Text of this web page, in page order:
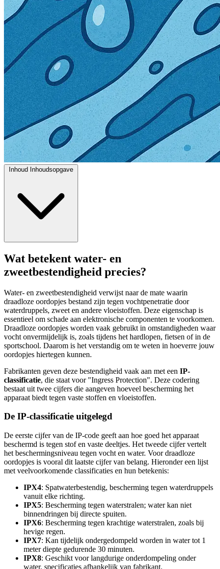
Inhoud Inhoudsopgave
Wat betekent water- en
zweetbestendigheid precies?
Water- en zweetbestendigheid verwijst naar de mate waarin
draadloze oordopjes bestand zijn tegen vochtpenetratie door
waterdruppels, zweet en andere vloeistoffen. Deze eigenschap is
essentieel om schade aan elektronische componenten te voorkomen.
Draadloze oordopjes worden vaak gebruikt in omstandigheden waar
vocht onvermijdelijk is, zoals tijdens het hardlopen, fietsen of in de
sportschool. Daarom is het verstandig om te weten in hoeverre jouw
oordopjes hiertegen kunnen.
Fabrikanten geven deze bestendigheid vaak aan met een IP-
classificatie, die staat voor "Ingress Protection". Deze codering
bestaat uit twee cijfers die aangeven hoeveel bescherming het
apparaat biedt tegen vaste stoffen en vloeistoffen.
De IP-classificatie uitgelegd
De eerste cijfer van de IP-code geeft aan hoe goed het apparaat
beschermd is tegen stof en vaste deeltjes. Het tweede cijfer vertelt
het beschermingsniveau tegen vocht en water. Voor draadloze
oordopjes is vooral dit laatste cijfer van belang. Hieronder een lijst
met veelvoorkomende classificaties en hun betekenis:
IPX4: Spatwaterbestendig, bescherming tegen waterdruppels
vanuit elke richting.
IPX5: Bescherming tegen waterstralen; water kan niet
binnendringen bij directe spuiten.
IPX6: Bescherming tegen krachtige waterstralen, zoals bij
hevige regen.
IPX7: Kan tijdelijk ondergedompeld worden in water tot 1
meter diepte gedurende 30 minuten.
IPX8: Geschikt voor langdurige onderdompeling onder
water, specificaties afhankelijk van fabrikant.